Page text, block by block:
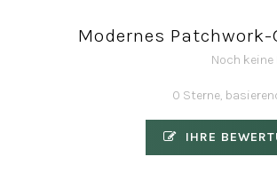
Modernes Patchwork-
Noch keine
0 Sterne,
IHRE